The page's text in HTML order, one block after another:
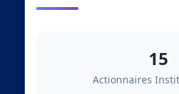
15
Actionnaires